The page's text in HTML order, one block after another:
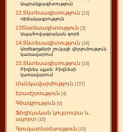
Ապրանքագիտություն
12.Տնտեսագիտություն [12]
Վիճակագրություն
13Տնտեսագիտություն [3]
Ապահովագրական գործ
14.Տնտեսագիտություն [16]
Առժեթղթերի շուկայի վերլուծություն
կառավարում
15.Տնտեսագիտություն [19]
Բիզնես պլան: Բիզնեսի
կառավարում
Մանկավարժություն [157]
Երաժշտություն [4]
Գծագրություն [0]
Ֆիզիկական կուլտուրա և
սպորտ [10]
Գյուղատնտեսություն [10]